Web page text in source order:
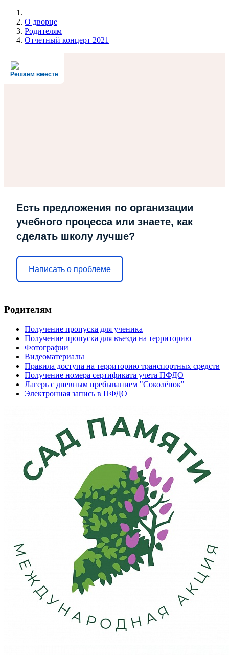
О дворце
Родителям
Отчетный концерт 2021
Решаем вместе
Есть предложения по организации
учебного процесса или знаете, как
сделать школу лучше?
Написать о проблеме
Родителям
Получение пропуска для ученика
Получение пропуска для въезда на территорию
Фотографии
Видеоматериалы
Правила доступа на территорию транспортных средств
Получение номера сертификата учета ПФДО
Лагерь с дневным пребыванием "Соколёнок"
Электронная запись в ПФДО